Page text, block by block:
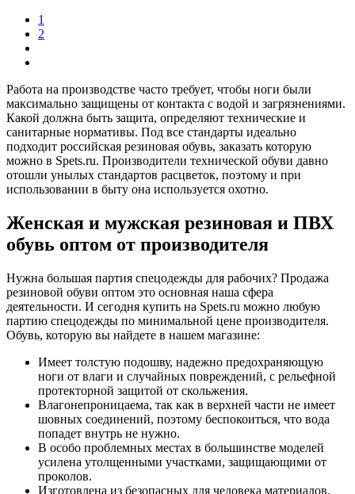
1
2
Работа на производстве часто требует, чтобы ноги были
максимально защищены от контакта с водой и загрязнениями.
Какой должна быть защита, определяют технические и
санитарные нормативы. Под все стандарты идеально
подходит российская резиновая обувь, заказать которую
можно в Spets.ru. Производители технической обуви давно
отошли унылых стандартов расцветок, поэтому и при
использовании в быту она используется охотно.
Женская и мужская резиновая и ПВХ
обувь оптом от производителя
Нужна большая партия спецодежды для рабочих? Продажа
резиновой обуви оптом это основная наша сфера
деятельности. И сегодня купить на Spets.ru можно любую
партию спецодежды по минимальной цене производителя.
Обувь, которую вы найдете в нашем магазине:
Имеет толстую подошву, надежно предохраняющую
ноги от влаги и случайных повреждений, с рельефной
протекторной защитой от скольжения.
Влагонепроницаема, так как в верхней части не имеет
шовных соединений, поэтому беспокоиться, что вода
попадет внутрь не нужно.
В особо проблемных местах в большинстве моделей
усилена утолщенными участками, защищающими от
проколов.
Изготовлена из безопасных для человека материалов.